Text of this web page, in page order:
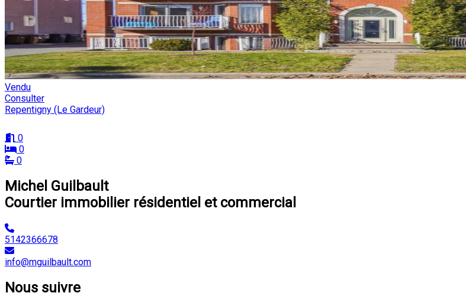
Vendu
Consulter
Repentigny (Le Gardeur)
0
0
0
Michel Guilbault
Courtier immobilier résidentiel et commercial
5142366678
info@mguilbault.com
Nous suivre